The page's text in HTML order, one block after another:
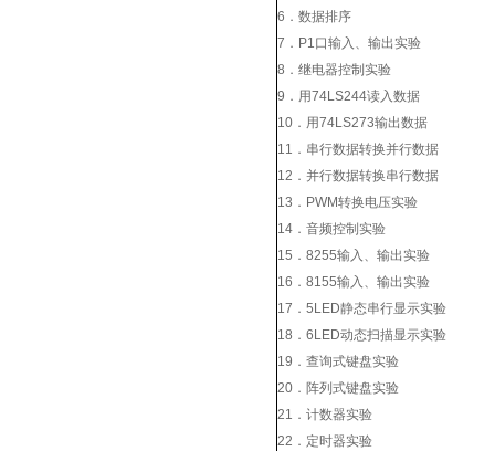
6．数据排序
7．P1口输入、输出实验
8．继电器控制实验
9．用74LS244读入数据
10．用74LS273输出数据
11．串行数据转换并行数据
12．并行数据转换串行数据
13．PWM转换电压实验
14．音频控制实验
15．8255输入、输出实验
16．8155输入、输出实验
17．5LED静态串行显示实验
18．6LED动态扫描显示实验
19．查询式键盘实验
20．阵列式键盘实验
21．计数器实验
22．定时器实验